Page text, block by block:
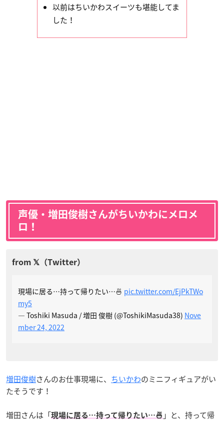
以前はちいかわスイーツも堪能してま
した！
声優・増田俊樹さんがちいかわにメロメ
ロ！
現場に居る…持って帰りたい…🍜 pic.twitter.com/EjPkTWo
my5
— Toshiki Masuda / 増田 俊樹 (@ToshikiMasuda38) Nove
mber 24, 2022
増田俊樹さんのお仕事現場に、 ちいかわのミニフィギュアがい
たそうです！
増田さんは「現場に居る…持って帰りたい…🍜 」と、持って帰